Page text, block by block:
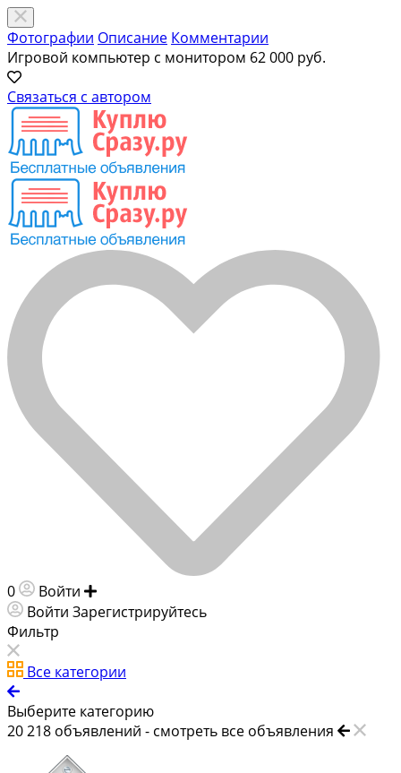
Фотографии Описание Комментарии
Игровой компьютер с монитором 62 000 руб.
Связаться с автором
0 Войти
Войти Зарегистрируйтесь
Фильтр
Все категории
Выберите категорию
20 218 объявлений - смотреть все объявления